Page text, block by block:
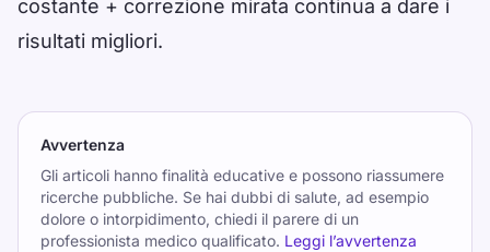
costante + correzione mirata continua a dare i
risultati migliori.
Avvertenza
Gli articoli hanno finalità educative e possono riassumere
ricerche pubbliche. Se hai dubbi di salute, ad esempio
dolore o intorpidimento, chiedi il parere di un
professionista medico qualificato. Leggi l’avvertenza